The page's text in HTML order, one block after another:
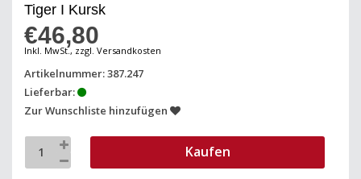
Tiger I Kursk
€46,80
Inkl. MwSt., zzgl. Versandkosten
Artikelnummer: 387.247
Lieferbar:
Zur Wunschliste hinzufügen
Kaufen